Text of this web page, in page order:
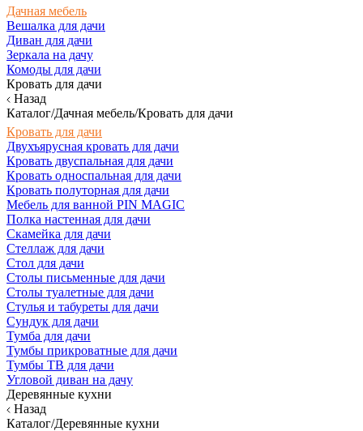
Дачная мебель
Вешалка для дачи
Диван для дачи
Зеркала на дачу
Комоды для дачи
Кровать для дачи
Назад
Каталог/Дачная мебель/Кровать для дачи
Кровать для дачи
Двухъярусная кровать для дачи
Кровать двуспальная для дачи
Кровать односпальная для дачи
Кровать полуторная для дачи
Мебель для ванной PIN MAGIC
Полка настенная для дачи
Скамейка для дачи
Стеллаж для дачи
Стол для дачи
Столы письменные для дачи
Столы туалетные для дачи
Стулья и табуреты для дачи
Сундук для дачи
Тумба для дачи
Тумбы прикроватные для дачи
Тумбы ТВ для дачи
Угловой диван на дачу
Деревянные кухни
Назад
Каталог/Деревянные кухни